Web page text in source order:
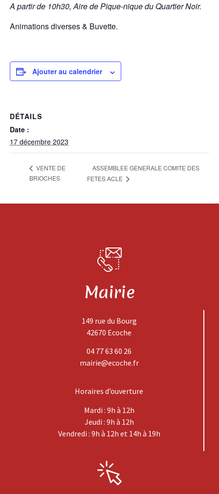
A partir de 10h30, Aire de Pique-nique du Quartier Noir.
Animations diverses & Buvette.
Ajouter au calendrier
DÉTAILS
Date :
17 décembre 2023
VENTE DE
BRIOCHES
ASSEMBLEE GENERALE COMITE DES
FETES ACLE
Mairie
149 rue du Bourg
42670 Ecoche
04 77 63 60 26
mairie@ecoche.fr
Horaires d’ouverture
Mardi : 9h à 12h
Jeudi : 9h à 12h
Vendredi : 9h à 12h et 14h à 19h